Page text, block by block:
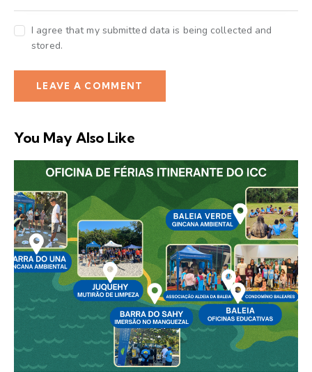
I agree that my submitted data is being collected and
stored.
You May Also Like